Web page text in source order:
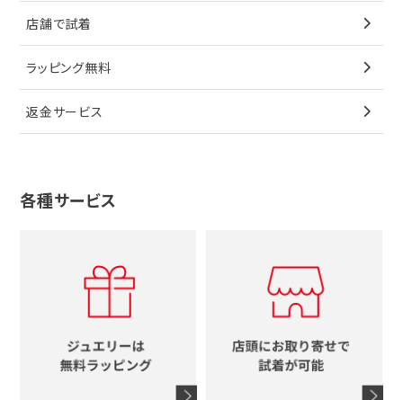
ブローチ
その他
ノーブランドジュエリーをすべて見る
ペンダントトップ
ブローチ
その他
ティファニー
ブルガリ
グッチ
シューズ
香水
シャネル
コーチ
ブランドアイテムをすべて見る
タグホイヤー
カルティエ
セイコー
メンズ時計
時計をすべて見る
カルティエ
ウノアエレ
4℃
グッチ
ルイヴィトン
エルメス
シャネル
星
リボン
花
十字架
イニシャル
店舗で試着
ラッピング無料
返金サービス
各種サービス